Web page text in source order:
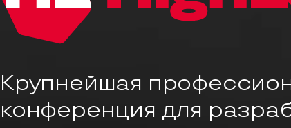
Крупнейшая
конференция для